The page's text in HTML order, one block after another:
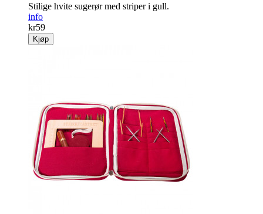
Stilige hvite sugerør med striper i gull.
info
kr59
Kjøp